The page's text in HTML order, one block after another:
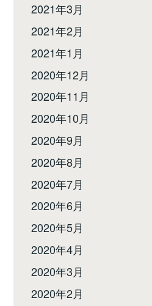
2021年3月
2021年2月
2021年1月
2020年12月
2020年11月
2020年10月
2020年9月
2020年8月
2020年7月
2020年6月
2020年5月
2020年4月
2020年3月
2020年2月